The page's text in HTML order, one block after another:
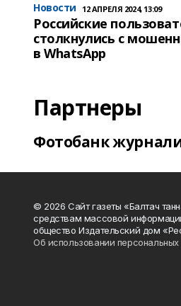
Новости 12 АПРЕЛЯ 2024, 13:09
Российские
столкнулись с
в WhatsApp
Партнеры
Фотобанк
© 2026 Сайт газеты «Балтач
средствам массовой
общество Издательский дом
Об использовании персональных